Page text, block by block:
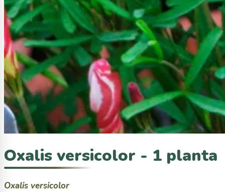
Oxalis versicolor - 1 planta
Oxalis versicolor